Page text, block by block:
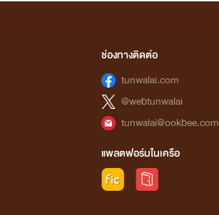
ช่องทางติดต่อ
tunwalai.com
@webtunwalai
tunwalai@ookbee.com
แพลตฟอร์มในเครือ